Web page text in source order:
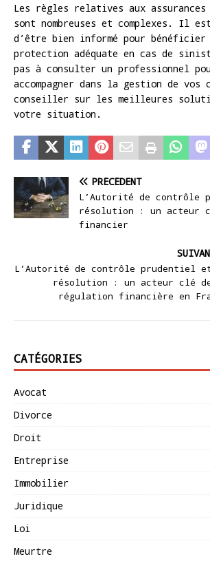
Les règles relatives aux assurances
sont nombreuses et complexes. Il
d’être bien informé pour bénéficier
protection adéquate en cas de
pas à consulter un professionnel
accompagner dans la gestion de
conseiller sur les meilleures
votre situation.
PRÉCÉDENT
L’Autorité de contrôle
résolution : un acteur
financier
L’Autorité de contrôle prudentiel
résolution : un acteur clé
régulation financière en
CATÉGORIES
Avocat
Divorce
Droit
Entreprise
Immobilier
Juridique
Loi
Meurtre